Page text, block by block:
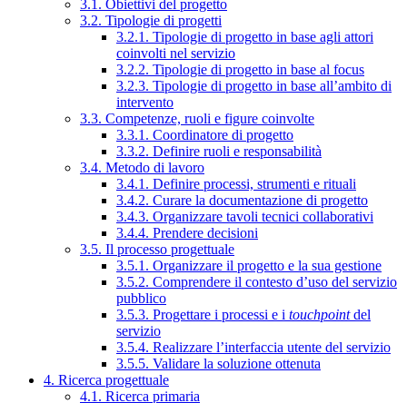
3.1. Obiettivi del progetto
3.2. Tipologie di progetti
3.2.1. Tipologie di progetto in base agli attori
coinvolti nel servizio
3.2.2. Tipologie di progetto in base al focus
3.2.3. Tipologie di progetto in base all’ambito di
intervento
3.3. Competenze, ruoli e figure coinvolte
3.3.1. Coordinatore di progetto
3.3.2. Definire ruoli e responsabilità
3.4. Metodo di lavoro
3.4.1. Definire processi, strumenti e rituali
3.4.2. Curare la documentazione di progetto
3.4.3. Organizzare tavoli tecnici collaborativi
3.4.4. Prendere decisioni
3.5. Il processo progettuale
3.5.1. Organizzare il progetto e la sua gestione
3.5.2. Comprendere il contesto d’uso del servizio
pubblico
3.5.3. Progettare i processi e i touchpointdel
servizio
3.5.4. Realizzare l’interfaccia utente del servizio
3.5.5. Validare la soluzione ottenuta
4. Ricerca progettuale
4.1. Ricerca primaria